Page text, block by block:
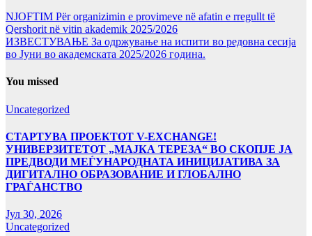
NJOFTIM Për organizimin e provimeve në afatin e rregullt të
Qershorit në vitin akademik 2025/2026
ИЗВЕСТУВАЊЕ За одржување на испити во редовна сесија
во Јуни во академската 2025/2026 година.
You missed
Uncategorized
СТАРТУВА ПРОЕКТОТ V-EXCHANGE!
УНИВЕРЗИТЕТОТ „МАЈКА ТЕРЕЗА“ ВО СКОПЈЕ ЈА
ПРЕДВОДИ МЕЃУНАРОДНАТА ИНИЦИЈАТИВА ЗА
ДИГИТАЛНО ОБРАЗОВАНИЕ И ГЛОБАЛНО
ГРАЃАНСТВО
Јул 30, 2026
Uncategorized